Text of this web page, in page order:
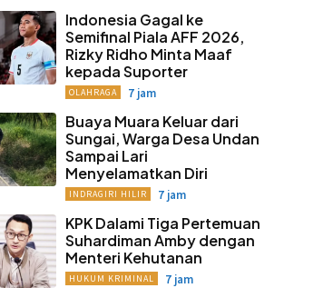
Indonesia Gagal ke
Semifinal Piala AFF 2026,
Rizky Ridho Minta Maaf
kepada Suporter
OLAHRAGA 7 jam
Buaya Muara Keluar dari
Sungai, Warga Desa Undan
Sampai Lari
Menyelamatkan Diri
INDRAGIRI HILIR 7 jam
KPK Dalami Tiga Pertemuan
Suhardiman Amby dengan
Menteri Kehutanan
HUKUM KRIMINAL 7 jam